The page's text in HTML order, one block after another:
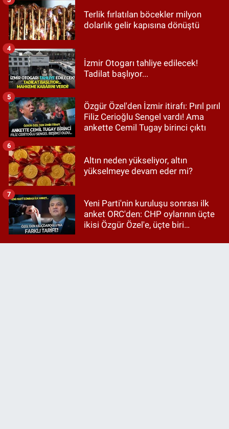
Terlik fırlatılan böcekler milyon
dolarlık gelir kapısına dönüştü
İzmir Otogarı tahliye edilecek!
Tadilat başlıyor...
4
Özgür Özel'den İzmir itirafı: Pırıl pırıl
Filiz Cerioğlu Sengel vardı! Ama
ankette Cemil Tugay birinci çıktı
5
Altın neden yükseliyor, altın
yükselmeye devam eder mi?
6
Yeni Parti'nin kuruluşu sonrası ilk
anket ORC'den: CHP oylarının üçte
ikisi Özgür Özel'e, üçte biri
7